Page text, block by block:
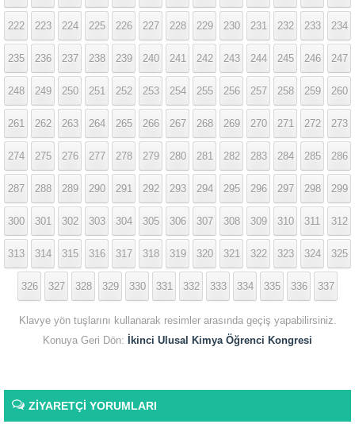
222 223 224 225 226 227 228 229 230 231 232 233 234
235 236 237 238 239 240 241 242 243 244 245 246 247
248 249 250 251 252 253 254 255 256 257 258 259 260
261 262 263 264 265 266 267 268 269 270 271 272 273
274 275 276 277 278 279 280 281 282 283 284 285 286
287 288 289 290 291 292 293 294 295 296 297 298 299
300 301 302 303 304 305 306 307 308 309 310 311 312
313 314 315 316 317 318 319 320 321 322 323 324 325
326 327 328 329 330 331 332 333 334 335 336 337
Klavye yön tuşlarını kullanarak resimler arasında geçiş yapabilirsiniz.
Konuya Geri Dön: İkinci Ulusal Kimya Öğrenci Kongresi
ZİYARETÇİ YORUMLARI